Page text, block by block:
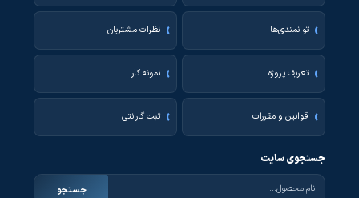
توانمندی‌ها نظرات مشتریان
تعریف پروژه نمونه کار
قوانین و مقررات ثبت گارانتی
جستجوی سایت
جستجو